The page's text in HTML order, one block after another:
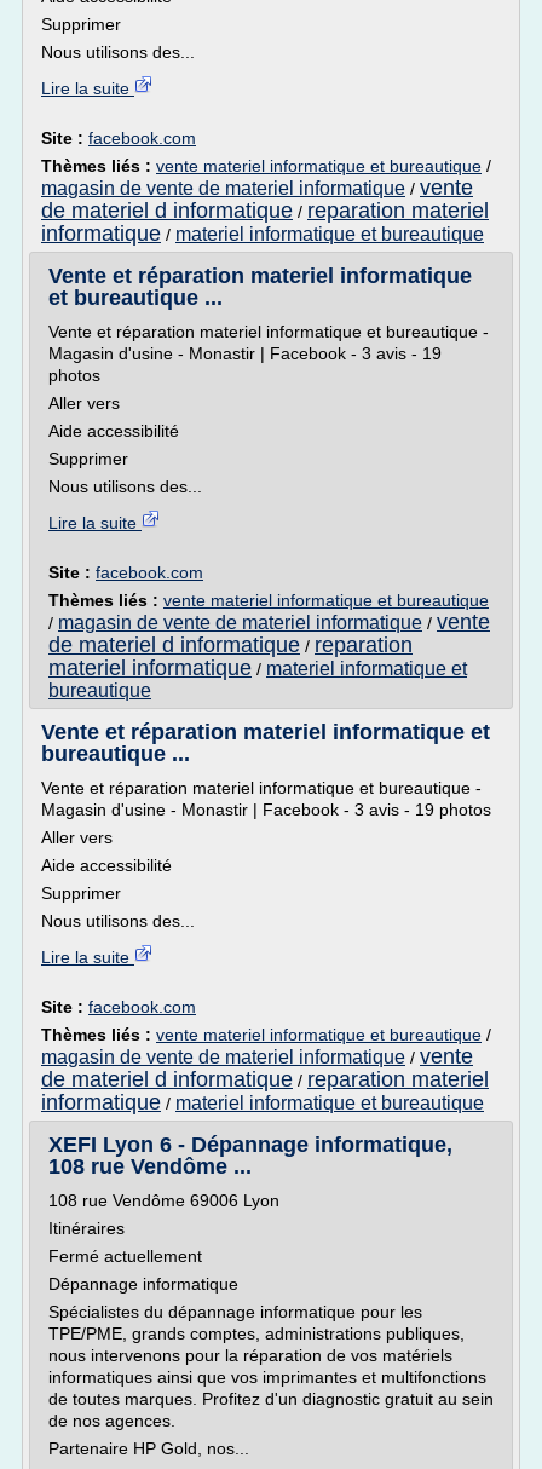
Supprimer
Nous utilisons des...
Lire la suite
Site : facebook.com
Thèmes liés : vente materiel informatique et bureautique /
magasin de vente de materiel informatique / vente
de materiel d informatique / reparation materiel
informatique / materiel informatique et bureautique
Vente et réparation materiel informatique
et bureautique ...
Vente et réparation materiel informatique et bureautique -
Magasin d'usine - Monastir | Facebook - 3 avis - 19
photos
Aller vers
Aide accessibilité
Supprimer
Nous utilisons des...
Lire la suite
Site : facebook.com
Thèmes liés : vente materiel informatique et bureautique
/ magasin de vente de materiel informatique / vente
de materiel d informatique / reparation
materiel informatique / materiel informatique et
bureautique
Vente et réparation materiel informatique et
bureautique ...
Vente et réparation materiel informatique et bureautique -
Magasin d'usine - Monastir | Facebook - 3 avis - 19 photos
Aller vers
Aide accessibilité
Supprimer
Nous utilisons des...
Lire la suite
Site : facebook.com
Thèmes liés : vente materiel informatique et bureautique /
magasin de vente de materiel informatique / vente
de materiel d informatique / reparation materiel
informatique / materiel informatique et bureautique
XEFI Lyon 6 - Dépannage informatique,
108 rue Vendôme ...
108 rue Vendôme 69006 Lyon
Itinéraires
Fermé actuellement
Dépannage informatique
Spécialistes du dépannage informatique pour les
TPE/PME, grands comptes, administrations publiques,
nous intervenons pour la réparation de vos matériels
informatiques ainsi que vos imprimantes et multifonctions
de toutes marques. Profitez d'un diagnostic gratuit au sein
de nos agences.
Partenaire HP Gold, nos...